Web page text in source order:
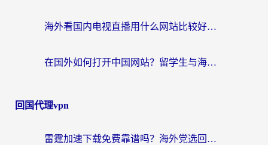
海外看国内电视直播用什么网站比较好？一篇解决你所有追剧难题的实用指南
在国外如何打开中国网站？留学生与海外华人的无缝访问指南
回国代理vpn
雷霆加速下载免费靠谱吗？海外党选回国加速器的避坑指南（附热门工具对比）